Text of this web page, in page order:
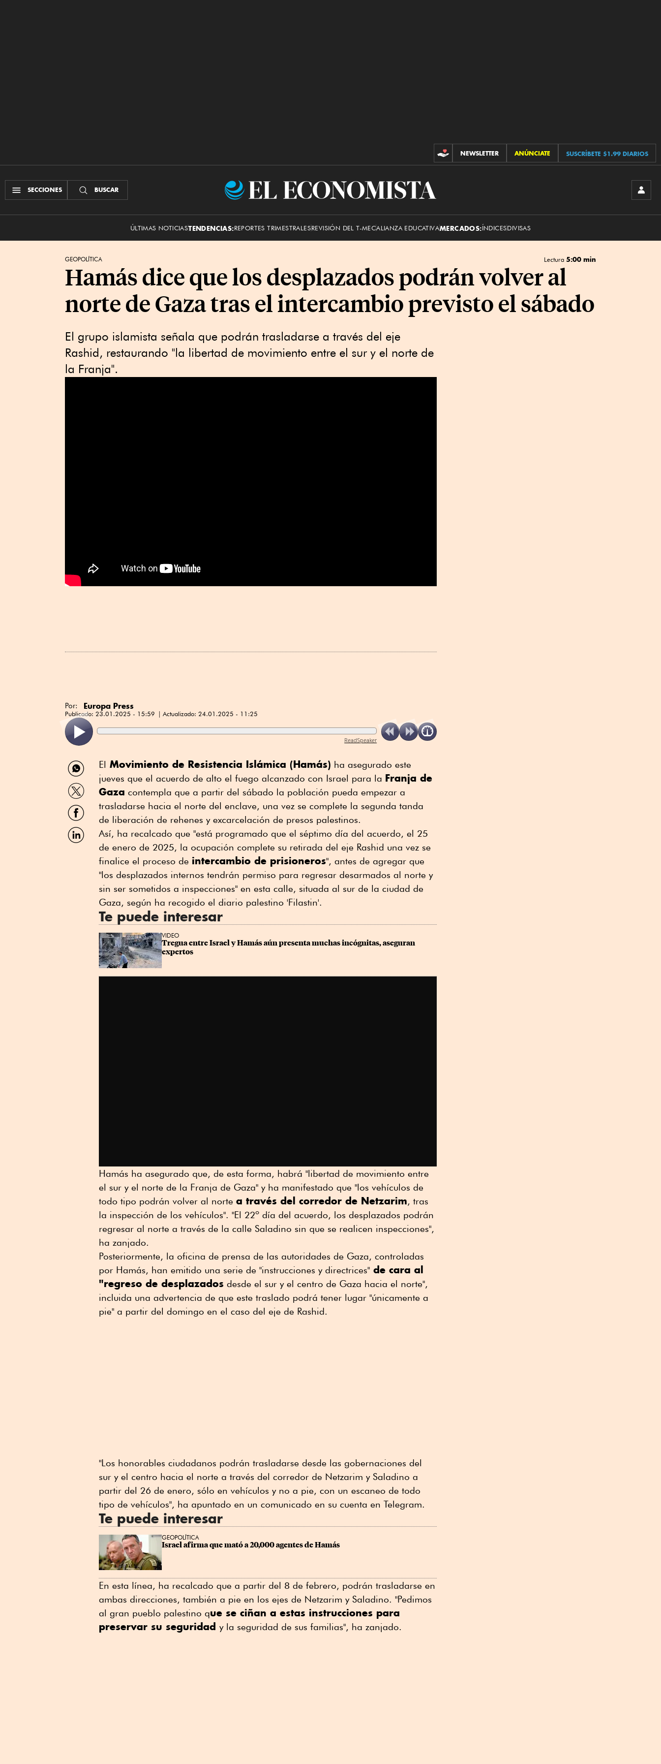
CONTRIBUCIONES
NEWSLETTER ANÚNCIATE SUSCRÍBETE $1.99 DIARIOS
SECCIONES BUSCAR
El
ÚLTIMAS NOTICIASTENDENCIAS:REPORTES TRIMESTRALESREVISIÓN DEL T-MECALIANZA EDUCATIVAMERCADOS:ÍNDICESDIVISAS
GEOPOLÍTICA Lectura 5:00 min
Hamás dice que los desplazados podrán volver al
norte de Gaza tras el intercambio previsto el sábado
El grupo islamista señala que podrán trasladarse a través del eje
Rashid, restaurando "la libertad de movimiento entre el sur y el norte de
la Franja".
Por: Europa Press
Publicado: 23.01.2025 - 15:59 Actualizado: 24.01.2025 - 11:25
ReadSpeaker
Compartir
por
WhatsApp
Compartir
por
Twitter
Compartir
por
Facebook
Compartir
por
El Movimiento de Resistencia Islámica (Hamás) ha asegurado este
jueves que el acuerdo de alto el fuego alcanzado con Israel para la Franja de
Gaza contempla que a partir del sábado la población pueda empezar a
trasladarse hacia el norte del enclave, una vez se complete la segunda tanda
de liberación de rehenes y excarcelación de presos palestinos.
Así, ha recalcado que "está programado que el séptimo día del acuerdo, el 25
de enero de 2025, la ocupación complete su retirada del eje Rashid una vez se
finalice el proceso de intercambio de prisioneros", antes de agregar que
"los desplazados internos tendrán permiso para regresar desarmados al norte y
sin ser sometidos a inspecciones" en esta calle, situada al sur de la ciudad de
Gaza, según ha recogido el diario palestino 'Filastin'.
Te puede interesar
VIDEO
Tregua entre Israel y Hamás aún presenta muchas incógnitas, aseguran
expertos
Hamás ha asegurado que, de esta forma, habrá "libertad de movimiento entre
el sur y el norte de la Franja de Gaza" y ha manifestado que "los vehículos de
todo tipo podrán volver al norte a través del corredor de Netzarim, tras
la inspección de los vehículos". "El 22º día del acuerdo, los desplazados podrán
regresar al norte a través de la calle Saladino sin que se realicen inspecciones",
ha zanjado.
Posteriormente, la oficina de prensa de las autoridades de Gaza, controladas
por Hamás, han emitido una serie de "instrucciones y directrices" de cara al
"regreso de desplazados desde el sur y el centro de Gaza hacia el norte",
incluida una advertencia de que este traslado podrá tener lugar "únicamente a
pie" a partir del domingo en el caso del eje de Rashid.
"Los honorables ciudadanos podrán trasladarse desde las gobernaciones del
sur y el centro hacia el norte a través del corredor de Netzarim y Saladino a
partir del 26 de enero, sólo en vehículos y no a pie, con un escaneo de todo
tipo de vehículos", ha apuntado en un comunicado en su cuenta en Telegram.
Te puede interesar
GEOPOLÍTICA
Israel afirma que mató a 20,000 agentes de Hamás
En esta línea, ha recalcado que a partir del 8 de febrero, podrán trasladarse en
ambas direcciones, también a pie en los ejes de Netzarim y Saladino. "Pedimos
al gran pueblo palestino que se ciñan a estas instrucciones para
preservar su seguridad y la seguridad de sus familias", ha zanjado.